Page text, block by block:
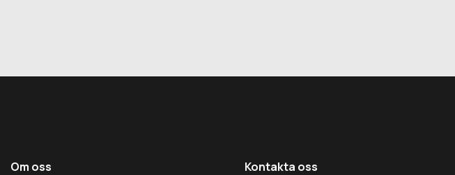
Om oss Kontakta oss